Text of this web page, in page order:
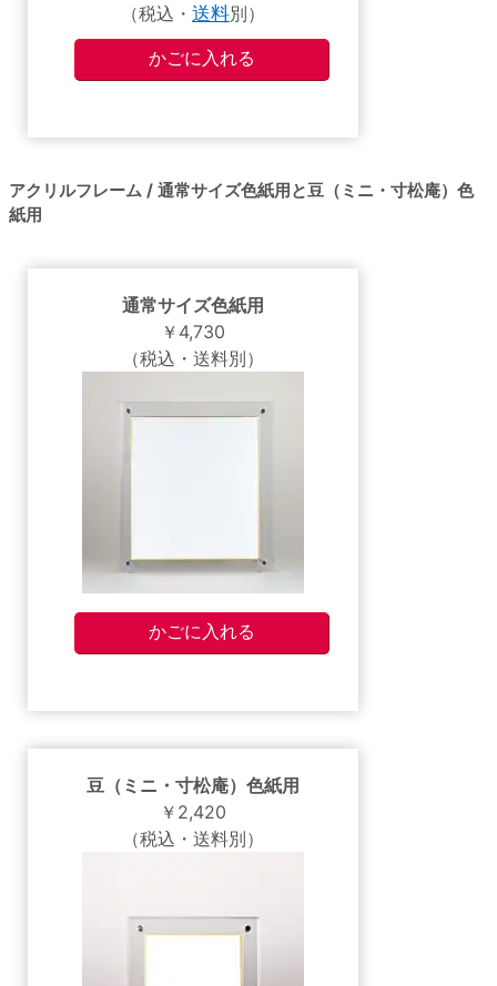
（税込・ 送料別）
アクリルフレーム / 通常サイズ色紙用と豆（ミニ・寸松庵）色
紙用
通常サイズ色紙用
￥4,730
（税込・送料別）
豆（ミニ・寸松庵）色紙用
￥2,420
（税込・送料別）